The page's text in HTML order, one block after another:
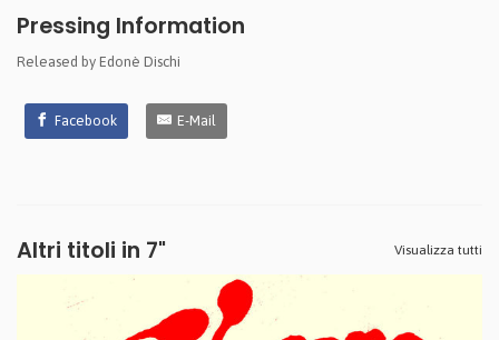
Pressing Information
Released by Edonè Dischi
Facebook E-Mail
Altri titoli in 7" Visualizza tutti